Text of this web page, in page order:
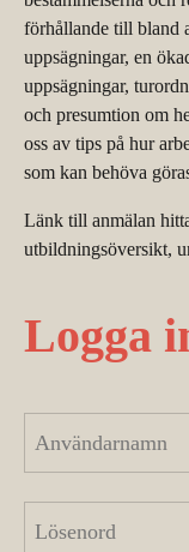
förhållande till bland
uppsägningar, en
uppsägningar,
och presumtion om
oss av tips på hur
som kan behöva
Länk till anmälan
utbildningsöversikt,
Logga